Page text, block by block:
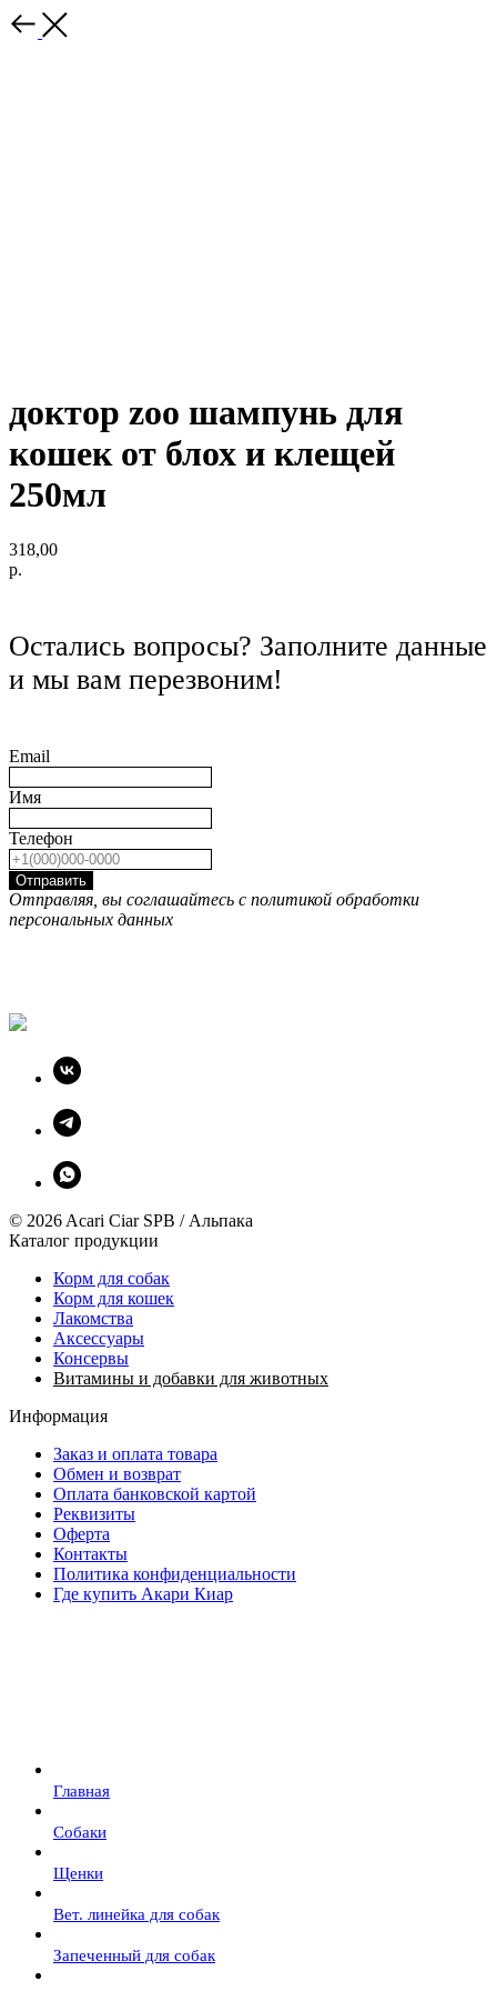
доктор zoo шампунь для
кошек от блох и клещей
250мл
318,00
р.
Остались вопросы? Заполните данные
и мы вам перезвоним!
Email
Имя
Телефон
Отправить
Отправляя, вы соглашайтесь с политикой обработки
персональных данных
© 2026 Acari Ciar SPB / Альпака
Каталог продукции
Корм для собак
Корм для кошек
Лакомства
Аксессуары
Консервы
Витамины и добавки для животных
Информация
Заказ и оплата товара
Обмен и возврат
Оплата банковской картой
Реквизиты
Оферта
Контакты
Политика конфиденциальности
Где купить Акари Киар
Главная
Собаки
Щенки
Вет. линейка для собак
Запеченный для собак